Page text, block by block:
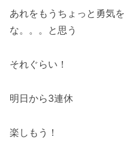
あれをもうちょっと勇気
な。。。と思う
それぐらい！
明日から3連休
楽しもう！